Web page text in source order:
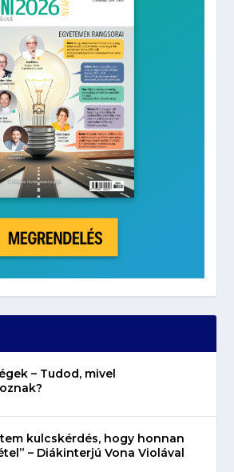
– Tudod, mivel
kulcskérdés, hogy honnan
– Diákinterjú Vona Violával